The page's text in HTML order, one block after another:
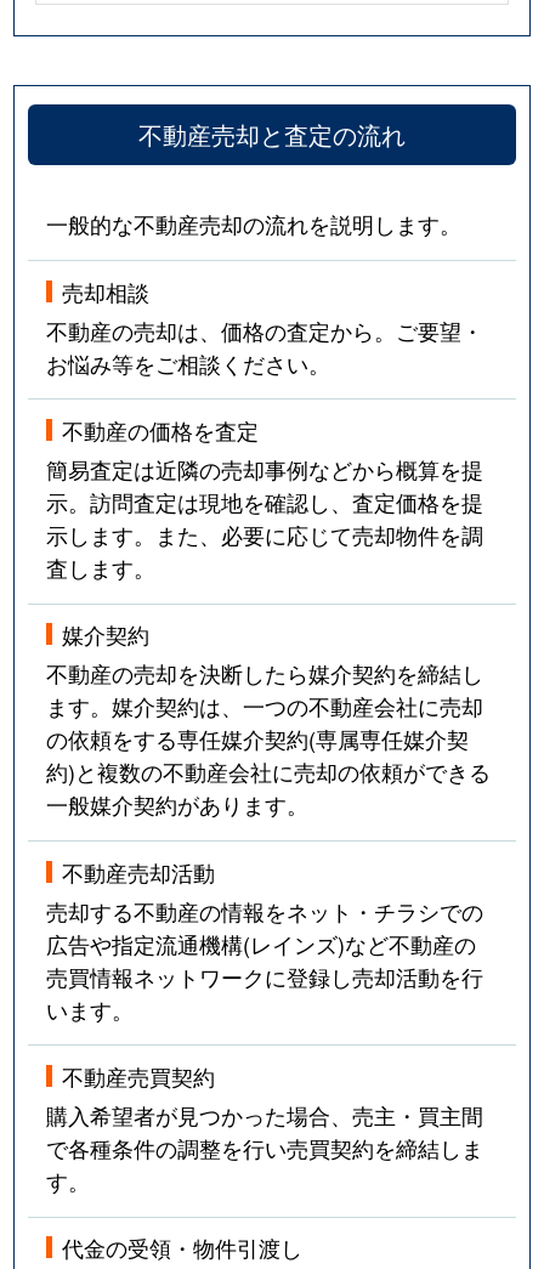
不動産売却と査定の流れ
一般的な不動産売却の流れを説明します。
売却相談
不動産の売却は、価格の査定から。ご要望・
お悩み等をご相談ください。
不動産の価格を査定
簡易査定は近隣の売却事例などから概算を提
示。訪問査定は現地を確認し、査定価格を提
示します。また、必要に応じて売却物件を調
査します。
媒介契約
不動産の売却を決断したら媒介契約を締結し
ます。媒介契約は、一つの不動産会社に売却
の依頼をする専任媒介契約(専属専任媒介契
約)と複数の不動産会社に売却の依頼ができる
一般媒介契約があります。
不動産売却活動
売却する不動産の情報をネット・チラシでの
広告や指定流通機構(レインズ)など不動産の
売買情報ネットワークに登録し売却活動を行
います。
不動産売買契約
購入希望者が見つかった場合、売主・買主間
で各種条件の調整を行い売買契約を締結しま
す。
代金の受領・物件引渡し